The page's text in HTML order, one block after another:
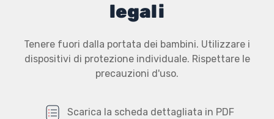
legali
Tenere fuori dalla portata dei bambini. Utilizzare i
dispositivi di protezione individuale. Rispettare le
precauzioni d'uso.
Scarica la scheda dettagliata in PDF